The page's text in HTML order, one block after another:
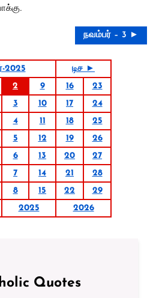
நவம்பர் – 3 ►
2025
டிச ►
2 9 16
23
3 10 17
24
4 11 18
25
5 12 19
26
6 13 20
27
7 14 21
28
8 15 22
29
2025 2026
Quotes